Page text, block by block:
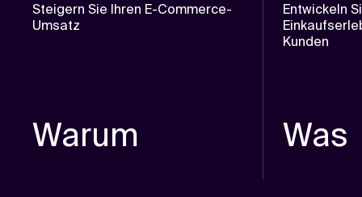
Steigern Sie Ihren E-Commerce-
Umsatz
Warum
Entwickeln
Kunden
Was